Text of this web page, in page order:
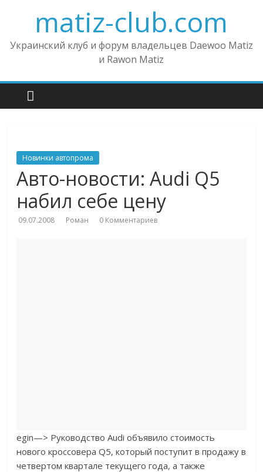
matiz-club.com
Украинский клуб и форум владельцев Daewoo Matiz
и Rawon Matiz
Новинки автопрома
Авто-новости: Audi Q5
набил себе цену
09.07.2008 Роман 0 Комментариев
egin—> Руководство Audi объявило стоимость
нового кроссовера Q5, который поступит в продажу в
четвертом квартале текущего года, а также